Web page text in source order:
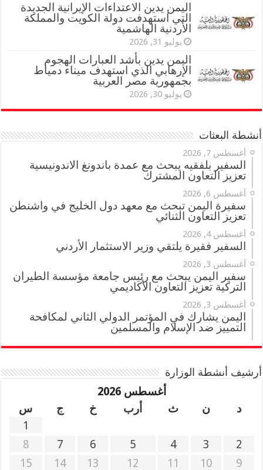
اليمن يدين الاعتداءات الإيرانية الجديدة
التي استهدفت دولة الكويت والمملكة
الأردنية الهاشمية
يوليو 31, 2026
اليمن يدين بأشد العبارات الهجوم
الإرهابي الذي استهدف ميناء دمياط
بجمهورية مصر العربية
يوليو 30, 2026
أنشطة البعثات
أغسطس 7, 2026
السفير بلفقيه يبحث مع عمدة باندونغ الاندونيسية
تعزيز التعاون المشترك
أغسطس 6, 2026
سفيرة اليمن تبحث مع معهد دول الخليج في واشنطن
تعزيز التعاون الثنائي
أغسطس 4, 2026
السفير فقيرة يلتقي وزير الاستثمار الأردني
أغسطس 3, 2026
سفير اليمن يبحث مع رئيس جامعة مؤسسة الطيران
التركية تعزيز التعاون الأكاديمي
أغسطس 3, 2026
اليمن يشارك في المؤتمر الدولي الثاني لمكافحة
التمييز ضد الإسلام والمسلمين
أرشيف أنشطة الوزارة
أغسطس 2026
د
ن ث أرب خ ج
س
1
2
3
4
5
6
7
8
9
10
11
12
13
14
15